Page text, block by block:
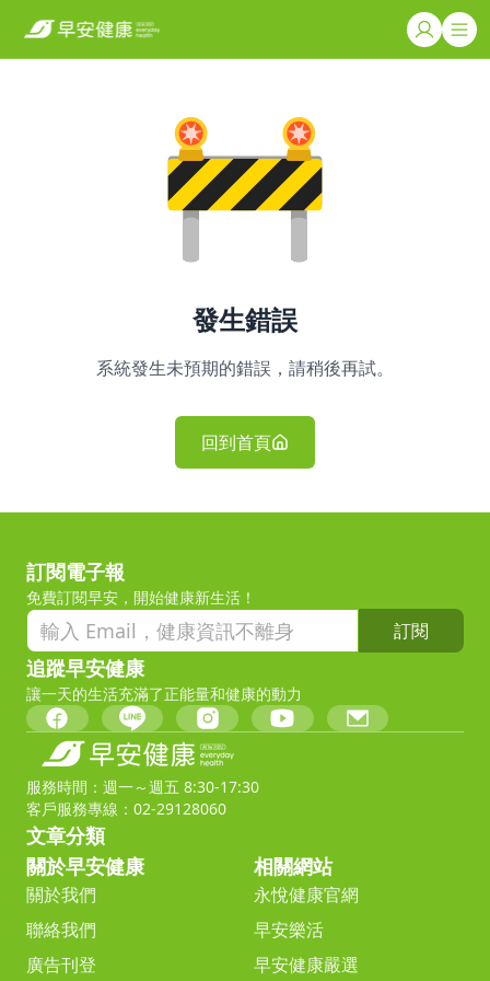
發生錯誤
系統發生未預期的錯誤，請稍後再試。
回到首頁
訂閱電子報
免費訂閱早安，開始健康新生活！
訂閱
追蹤早安健康
讓一天的生活充滿了正能量和健康的動力
服務時間：週一～週五 8:30-17:30
客戶服務專線：02-29128060
文章分類
關於早安健康
關於我們
聯絡我們
廣告刊登
相關網站
永悅健康官網
早安樂活
早安健康嚴選